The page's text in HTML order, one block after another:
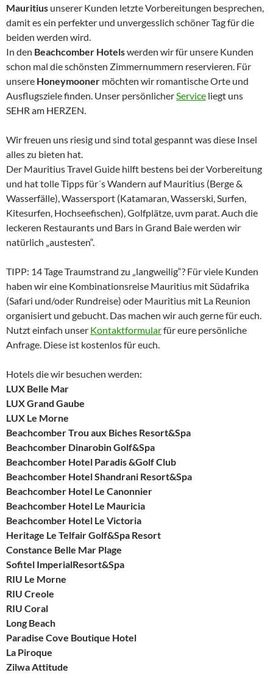
Mauritius unserer Kunden letzte Vorbereitungen besprechen,
damit es ein perfekter und unvergesslich schöner Tag für die
beiden werden wird.
In den Beachcomber Hotelswerden wir für unsere Kunden
schon mal die schönsten Zimmernummern reservieren. Für
unsere Honeymooner möchten wir romantische Orte und
Ausflugsziele finden. Unser persönlicher Service liegt uns
SEHR am HERZEN.
Wir freuen uns riesig und sind total gespannt was diese Insel
alles zu bieten hat.
Der Mauritius Travel Guide hilft bestens bei der Vorbereitung
und hat tolle Tipps für´s Wandern auf Mauritius (Berge &
Wasserfälle), Wassersport (Katamaran, Wasserski, Surfen,
Kitesurfen, Hochseefischen), Golfplätze, uvm parat. Auch die
leckeren Restaurants und Bars in Grand Baie werden wir
natürlich „austesten“.
TIPP: 14 Tage Traumstrand zu „langweilig“? Für viele Kunden
haben wir eine Kombinationsreise Mauritius mit Südafrika
(Safari und/oder Rundreise) oder Mauritius mit La Reunion
organisiert und gebucht. Das machen wir auch gerne für euch.
Nutzt einfach unser Kontaktformularfür eure persönliche
Anfrage. Diese ist kostenlos für euch.
Hotels die wir besuchen werden:
LUX Belle Mar
LUX Grand Gaube
LUX Le Morne
Beachcomber Trou aux Biches Resort&Spa
Beachcomber Dinarobin Golf&Spa
Beachcomber Hotel Paradis &Golf Club
Beachcomber Hotel Shandrani Resort&Spa
Beachcomber Hotel Le Canonnier
Beachcomber Hotel Le Mauricia
Beachcomber Hotel Le Victoria
Heritage Le Telfair Golf&Spa Resort
Constance Belle Mar Plage
Sofitel ImperialResort&Spa
RIU Le Morne
RIU Creole
RIU Coral
Long Beach
Paradise Cove Boutique Hotel
La Piroque
Zilwa Attitude